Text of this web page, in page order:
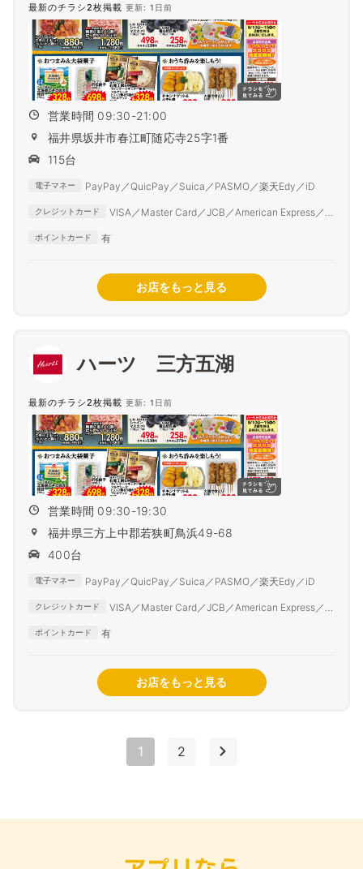
最新のチラシ2枚掲載 更新: 1日前
営業時間 09:30-21:00
福井県坂井市春江町随応寺25字1番
115台
電子マネー PayPay／QuicPay／Suica／PASMO／楽天Edy／iD
クレジットカード
VISA／Master Card／JCB／American Express／
ポイントカード 有
お店をもっと見る
ハーツ 三方五湖
最新のチラシ2枚掲載 更新: 1日前
営業時間 09:30-19:30
福井県三方上中郡若狭町鳥浜49-68
400台
電子マネー PayPay／QuicPay／Suica／PASMO／楽天Edy／iD
クレジットカード
VISA／Master Card／JCB／American Express／
ポイントカード 有
お店をもっと見る
1 2